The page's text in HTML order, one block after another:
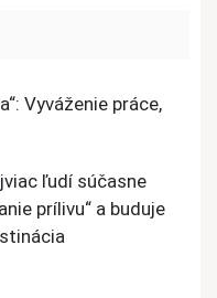
Vyváženie práce,
ľudí súčasne
prílivu“ a buduje